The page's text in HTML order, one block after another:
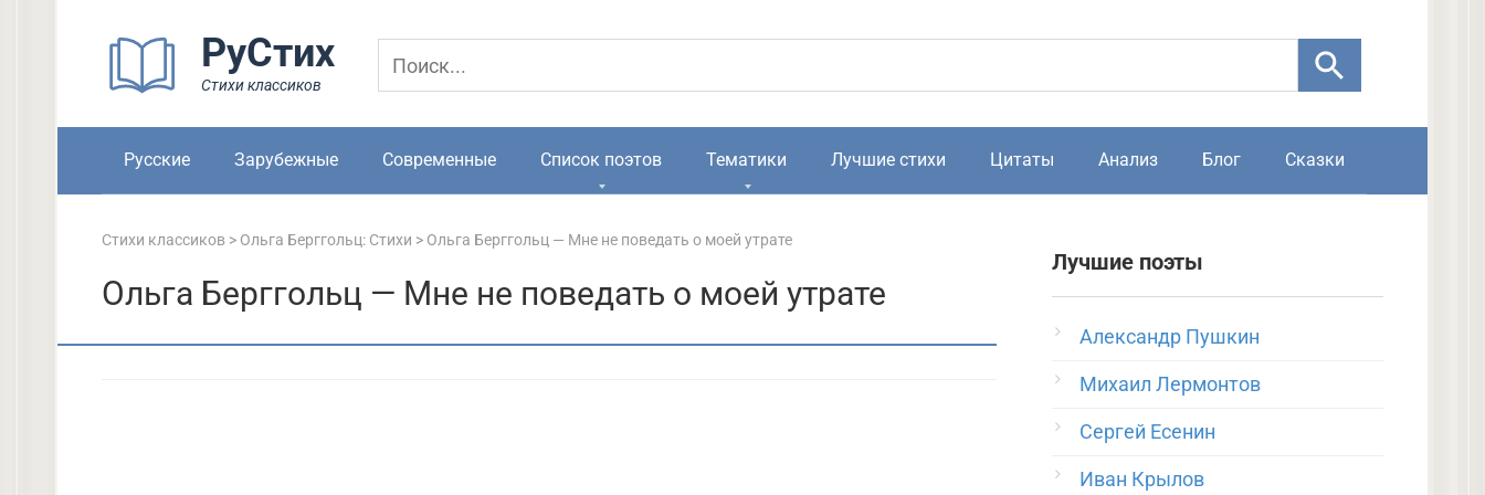
РуСтих
Стихи классиков
Русские Зарубежные Современные Список поэтов Тематики Лучшие стихи Цитаты Анализ Блог Сказки
Стихи классиков > Ольга Берггольц: Стихи > Ольга Берггольц — Мне не поведать о моей утрате
Ольга Берггольц — Мне не поведать о моей утрате
Лучшие поэты
Александр Пушкин
Михаил Лермонтов
Сергей Есенин
Иван Крылов